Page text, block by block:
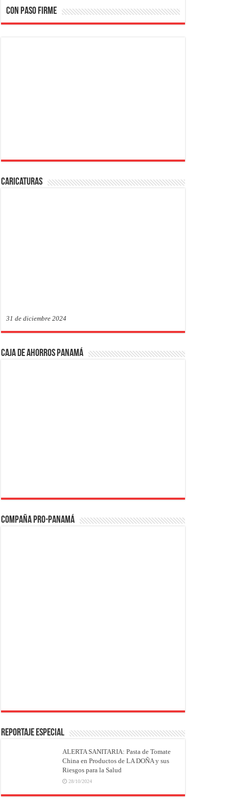
CON PASO FIRME
Caricaturas
31 de diciembre 2024
Caja de Ahorros Panamá
Compaña PRO-Panamá
REPORTAJE ESPECIAL
ALERTA SANITARIA: Pasta de Tomate
China en Productos de LA DOÑA y sus
Riesgos para la Salud
28/10/2024